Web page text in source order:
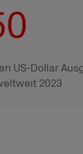
US-Dollar
2023